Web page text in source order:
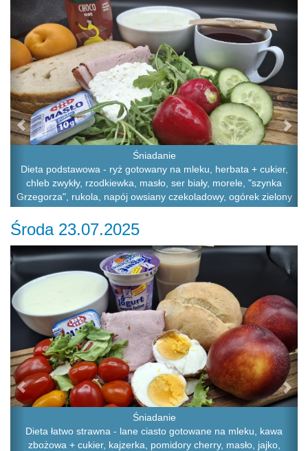
Śniadanie
Dieta podstawowa - ryż gotowany na mleku, herbata + cukier,
chleb zwykły, rzodkiewka, masło, ser biały, morele, "szynka
Grzegorza", rukola, napój owsiany czekoladowy, ogórek zielony
Środa 23.07.2025
Śniadanie
Dieta łatwo strawna - lane ciasto gotowane na mleku, kawa
zbożowa + cukier, kajzerka, pomidory cherry, masło, jajko,
Previous